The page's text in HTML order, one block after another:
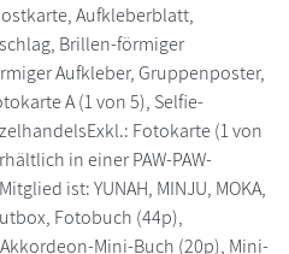
Aufkleberblatt,
Brillen-förmiger
Aufkleber, Gruppenposter,
A (1 von 5), Selfie-
Fotokarte (1 von
in einer PAW-PAW-
ist: YUNAH, MINJU, MOKA,
Fotobuch (44p),
Mini-Buch (20p), Mini-